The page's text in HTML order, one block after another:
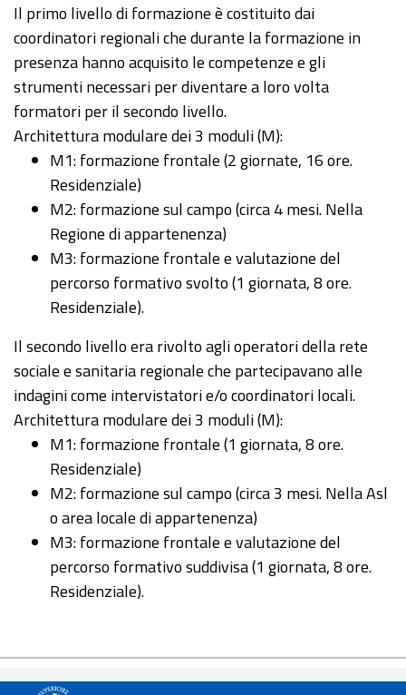
Il primo livello di formazione è costituito dai
coordinatori regionali che durante la formazione in
presenza hanno acquisito le competenze e gli
strumenti necessari per diventare a loro volta
formatori per il secondo livello.
Architettura modulare dei 3 moduli (M):
M1: formazione frontale (2 giornate, 16 ore.
Residenziale)
M2: formazione sul campo (circa 4 mesi. Nella
Regione di appartenenza)
M3: formazione frontale e valutazione del
percorso formativo svolto (1 giornata, 8 ore.
Residenziale).
Il secondo livello era rivolto agli operatori della rete
sociale e sanitaria regionale che partecipavano alle
indagini come intervistatori e/o coordinatori locali.
Architettura modulare dei 3 moduli (M):
M1: formazione frontale (1 giornata, 8 ore.
Residenziale)
M2: formazione sul campo (circa 3 mesi. Nella Asl
o area locale di appartenenza)
M3: formazione frontale e valutazione del
percorso formativo suddivisa (1 giornata, 8 ore.
Residenziale).